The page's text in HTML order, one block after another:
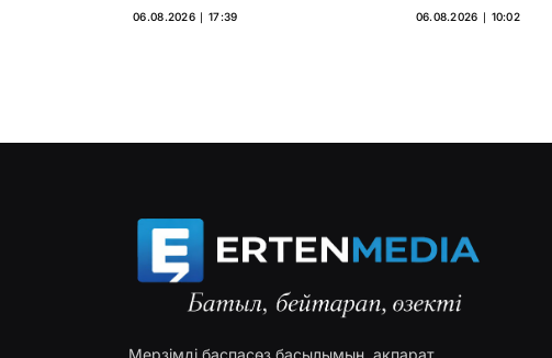
06.08.2026 ∣ 17:39 06.08.2026 ∣ 10:02